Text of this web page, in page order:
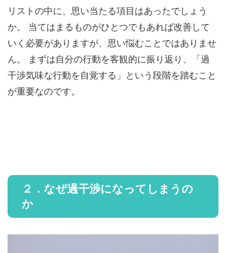
リストの中に、思い当たる項目はあったでしょう
か。 当てはまるものがひとつでもあれば改善して
いく必要がありますが、思い悩むことではありませ
ん。 まずは自分の行動を客観的に振り返り、「過
干渉気味な行動を自覚する」という段階を踏むこと
が重要なのです。
２．なぜ過干渉になってしまうの
か